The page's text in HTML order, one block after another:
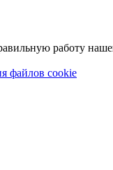
работу
файлов cookie